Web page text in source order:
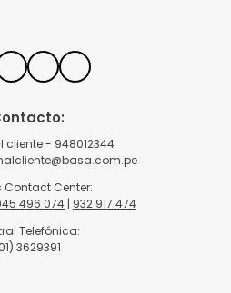
cliente - 948012344
Contact Center:
496 074 | 932 917 474
Telefónica:
3629391